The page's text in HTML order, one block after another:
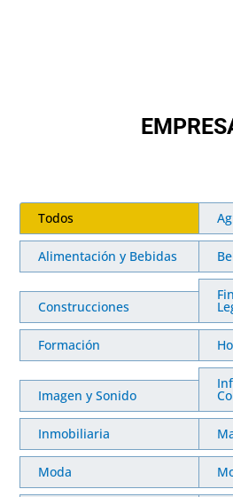
Todos
Alimentación y Bebidas
Construcciones
Formación
Imagen y Sonido
Inmobiliaria
Moda